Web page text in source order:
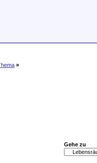
»
Gehe zu